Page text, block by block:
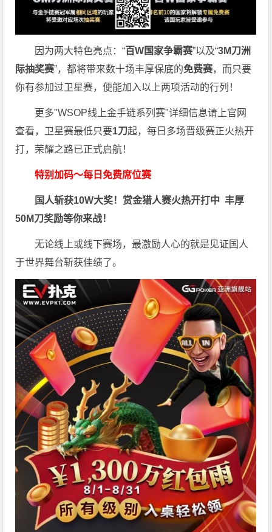
因为两大特色亮点：“百W国家争霸赛”以及“3M刀洲
际抽奖赛”，都将带来数十场丰厚保底的免费赛，而只要
你有参加过卫星赛，便能加入以上两项活动的行列！
更多"WSOP线上金手链系列赛"详细信息请上官网
查看，卫星赛最低只要1刀起，每日多场晋级赛正火热开
打，荣耀之路已正式启航！
特别加码～每日免费席位赛
国人斩获10W大奖！ 赏金猎人赛火热开打中 丰厚
50M刀奖励等你来战！
无论线上或线下赛场，最激励人心的就是见证国人
于世界舞台斩获佳绩了。